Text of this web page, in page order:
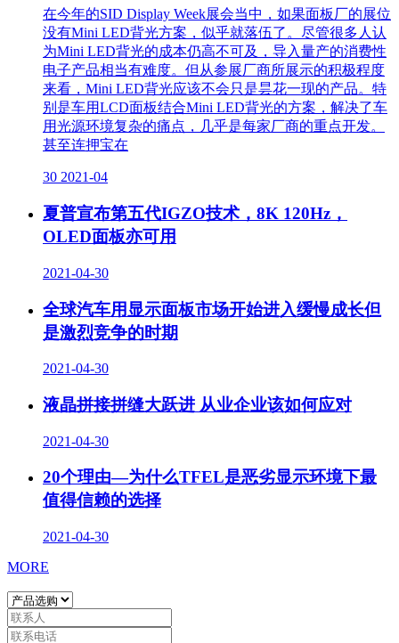
在今年的SID Display Week展会当中，如果面板厂的展位
没有Mini LED背光方案，似乎就落伍了。尽管很多人认
为Mini LED背光的成本仍高不可及，导入量产的消费性
电子产品相当有难度。但从参展厂商所展示的积极程度
来看，Mini LED背光应该不会只是昙花一现的产品。特
别是车用LCD面板结合Mini LED背光的方案，解决了车
用光源环境复杂的痛点，几乎是每家厂商的重点开发。
甚至连押宝在
30 2021-04
夏普宣布第五代IGZO技术，8K 120Hz，
OLED面板亦可用
2021-04-30
全球汽车用显示面板市场开始进入缓慢成长但
是激烈竞争的时期
2021-04-30
液晶拼接拼缝大跃进 从业企业该如何应对
2021-04-30
20个理由—为什么TFEL是恶劣显示环境下最
值得信赖的选择
2021-04-30
MORE